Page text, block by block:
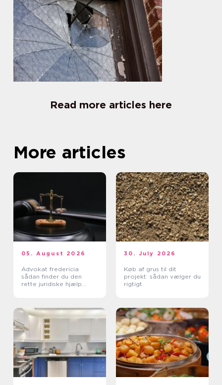
Read more articles here
More articles
05. August 2026
Advokat fredericia
sådan finder du den
rette juridiske hjælp
30. July 2026
Køb af grus til dit
projekt: sådan vælger du
rigtigt